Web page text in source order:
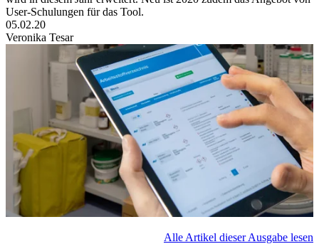
User-Schulungen für das Tool.
05.02.20
Veronika Tesar
Alle Artikel dieser Ausgabe lesen